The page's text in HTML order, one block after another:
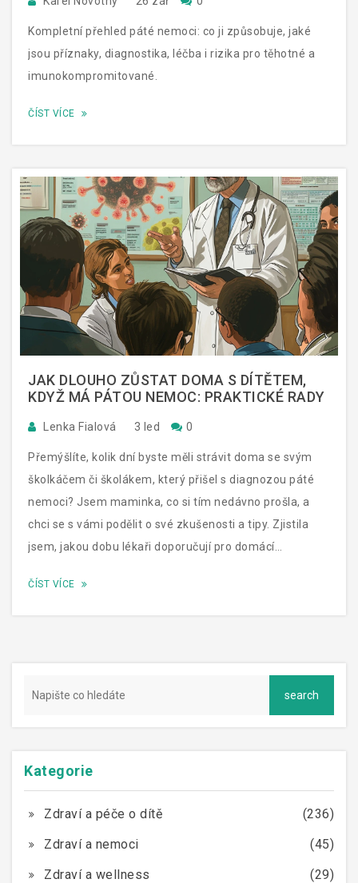
Kompletní přehled páté nemoci: co ji způsobuje, jaké
jsou příznaky, diagnostika, léčba i rizika pro těhotné a
imunokompromitované.
ČÍST VÍCE
JAK DLOUHO ZŮSTAT DOMA S DÍTĚTEM,
KDYŽ MÁ PÁTOU NEMOC: PRAKTICKÉ RADY
Lenka Fialová 3 led 0
Přemýšlíte, kolik dní byste měli strávit doma se svým
školkáčem či školákem, který přišel s diagnozou páté
nemoci? Jsem maminka, co si tím nedávno prošla, a
chci se s vámi podělit o své zkušenosti a tipy. Zjistila
jsem, jakou dobu lékaři doporučují pro domácí
komplikací. V tomto článku najdete užitečné informace,
do kolektivu hladký a zdravý.
ČÍST VÍCE
Kategorie
Zdraví a péče o dítě
(236)
Zdraví a nemoci
(45)
Zdraví a wellness
(29)